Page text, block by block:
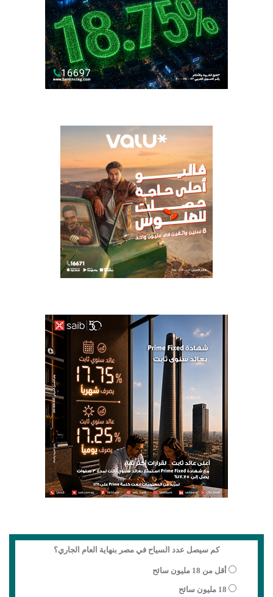
كم سيصل عدد السياح في مصر بنهاية العام الجاري؟
أقل من 18 مليون سائح
18 مليون سائح